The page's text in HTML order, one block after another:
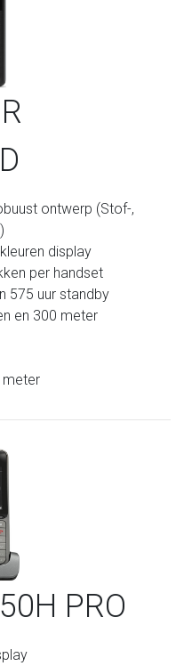
ontwerp (Stof-,
display
per handset
575 uur standby
en 300 meter
meter
PRO